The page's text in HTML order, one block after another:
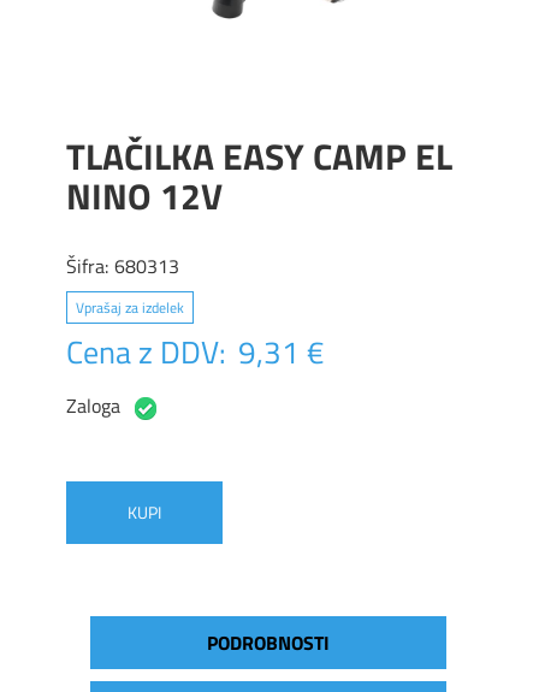
TLAČILKA EASY CAMP EL
NINO 12V
Šifra: 680313
Vprašaj za izdelek
Cena z DDV: 9,31 €
Zaloga
KUPI
PODROBNOSTI